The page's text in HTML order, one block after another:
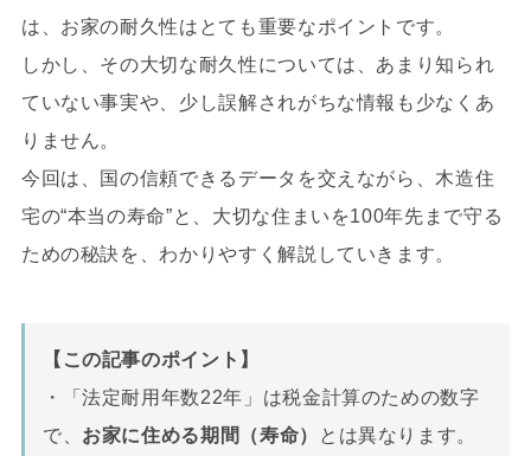
は、お家の耐久性はとても重要なポイントです。
しかし、その大切な耐久性については、あまり知られ
ていない事実や、少し誤解されがちな情報も少なくあ
りません。
今回は、国の信頼できるデータを交えながら、木造住
宅の“本当の寿命”と、大切な住まいを100年先まで守る
ための秘訣を、わかりやすく解説していきます。
【この記事のポイント】
・「法定耐用年数22年」は税金計算のための数字
で、 お家に住める期間（寿命）
とは異なります。